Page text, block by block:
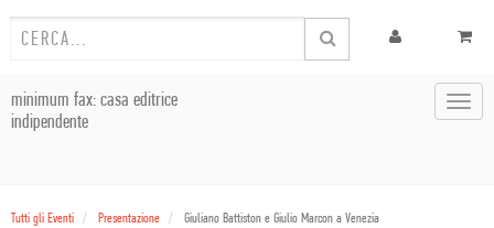
minimum fax: casa editrice
indipendente
Tutti gli Eventi Presentazione Giuliano Battiston e Giulio Marcon a Venezia